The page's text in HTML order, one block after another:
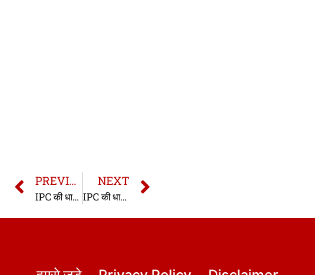
PREVIOUS
IPC की धारा 246 | धारा 246 भारतीय दण्ड संहिता | IPC Section 246 In Hindi
NEXT
IPC की धारा 248 | धारा 248 भारतीय दण्ड संहिता | IPC Section 248 In Hindi